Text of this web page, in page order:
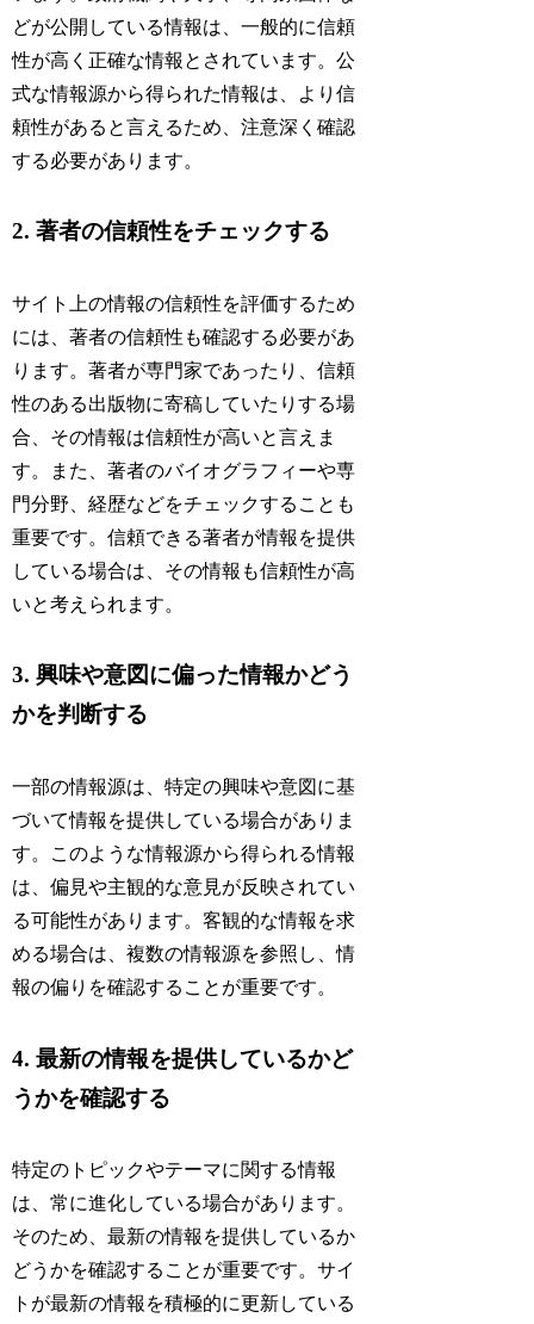
どが公開している情報は、一般的に信頼
性が高く正確な情報とされています。公
式な情報源から得られた情報は、より信
頼性があると言えるため、注意深く確認
する必要があります。
2. 著者の信頼性をチェックする
サイト上の情報の信頼性を評価するため
には、著者の信頼性も確認する必要があ
ります。著者が専門家であったり、信頼
性のある出版物に寄稿していたりする場
合、その情報は信頼性が高いと言えま
す。また、著者のバイオグラフィーや専
門分野、経歴などをチェックすることも
重要です。信頼できる著者が情報を提供
している場合は、その情報も信頼性が高
いと考えられます。
3. 興味や意図に偏った情報かどう
かを判断する
一部の情報源は、特定の興味や意図に基
づいて情報を提供している場合がありま
す。このような情報源から得られる情報
は、偏見や主観的な意見が反映されてい
る可能性があります。客観的な情報を求
める場合は、複数の情報源を参照し、情
報の偏りを確認することが重要です。
4. 最新の情報を提供しているかど
うかを確認する
特定のトピックやテーマに関する情報
は、常に進化している場合があります。
そのため、最新の情報を提供しているか
どうかを確認することが重要です。サイ
トが最新の情報を積極的に更新している